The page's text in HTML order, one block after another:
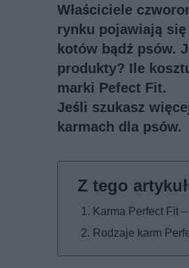
Właściciele
rynku pojawiają
kotów bądź psów.
produkty? Ile
marki Pefect Fit.
Jeśli szukasz
karmach dla psów.
Karma Perfect Fit
Rodzaje karm